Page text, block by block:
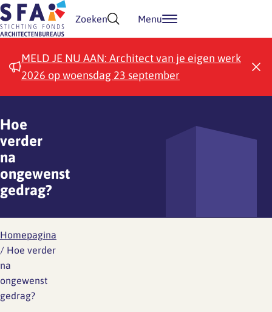
Doorgaan naar inhoud
Zoeken Menu
MELD JE NU AAN: Architect van je eigen werk
2026 op woensdag 23 september
Hoe
verder
na
ongewenst
gedrag?
Homepagina
/ Hoe verder
na
ongewenst
gedrag?